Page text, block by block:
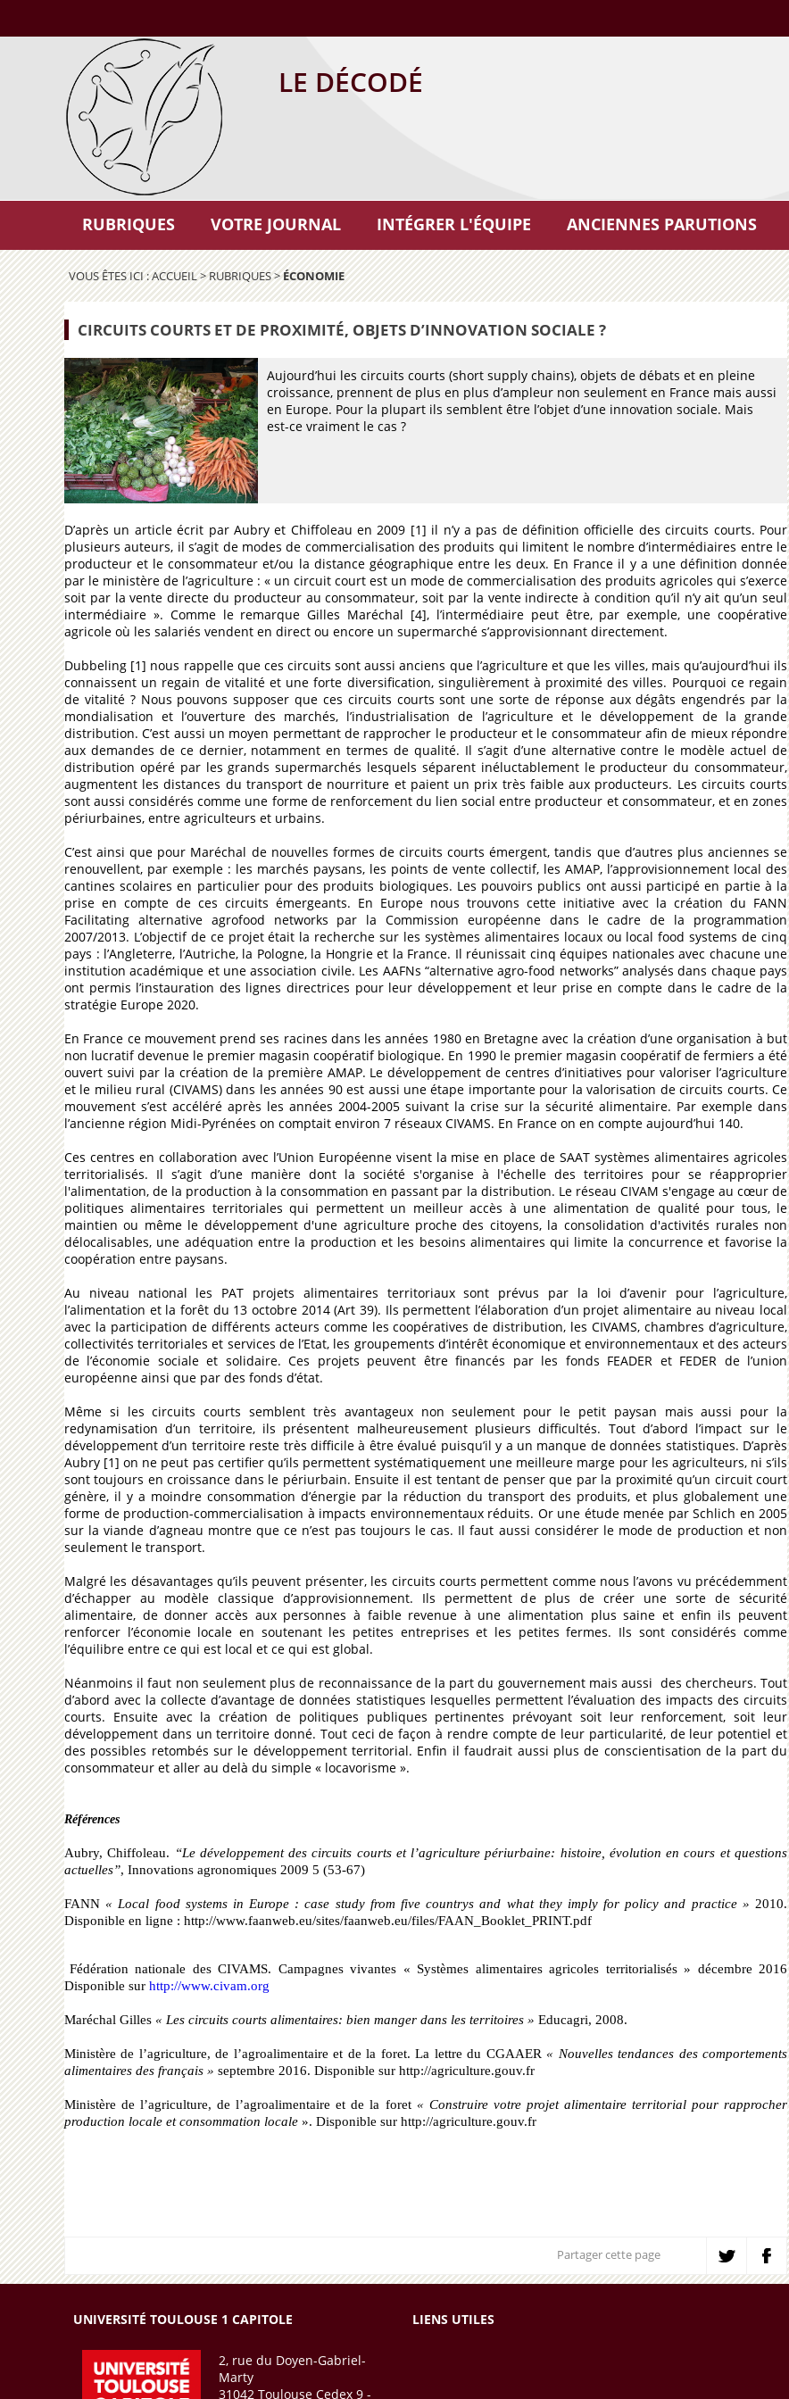
LE DÉCODÉ
RUBRIQUES VOTRE JOURNAL INTÉGRER L'ÉQUIPE ANCIENNES PARUTIONS
VOUS ÊTES ICI :ACCUEIL>RUBRIQUES>ÉCONOMIE
CIRCUITS COURTS ET DE PROXIMITÉ, OBJETS D’INNOVATION SOCIALE ?
Aujourd’hui les circuits courts (short supply chains), objets de débats et en pleine
croissance, prennent de plus en plus d’ampleur non seulement en France mais aussi
en Europe. Pour la plupart ils semblent être l’objet d’une innovation sociale. Mais
est-ce vraiment le cas ?
D’après un article écrit par Aubry et Chiffoleau en 2009 [1] il n’y a pas de définition officielle des circuits courts. Pour
plusieurs auteurs, il s’agit de modes de commercialisation des produits qui limitent le nombre d’intermédiaires entre le
producteur et le consommateur et/ou la distance géographique entre les deux. En France il y a une définition donnée
par le ministère de l’agriculture : « un circuit court est un mode de commercialisation des produits agricoles qui s’exerce
soit par la vente directe du producteur au consommateur, soit par la vente indirecte à condition qu’il n’y ait qu’un seul
intermédiaire ». Comme le remarque Gilles Maréchal [4], l’intermédiaire peut être, par exemple, une coopérative
agricole où les salariés vendent en direct ou encore un supermarché s’approvisionnant directement.
Dubbeling [1] nous rappelle que ces circuits sont aussi anciens que l’agriculture et que les villes, mais qu’aujourd’hui ils
connaissent un regain de vitalité et une forte diversification, singulièrement à proximité des villes. Pourquoi ce regain
de vitalité ? Nous pouvons supposer que ces circuits courts sont une sorte de réponse aux dégâts engendrés par la
mondialisation et l’ouverture des marchés, l’industrialisation de l’agriculture et le développement de la grande
distribution. C’est aussi un moyen permettant de rapprocher le producteur et le consommateur afin de mieux répondre
aux demandes de ce dernier, notamment en termes de qualité. Il s’agit d’une alternative contre le modèle actuel de
distribution opéré par les grands supermarchés lesquels séparent inéluctablement le producteur du consommateur,
augmentent les distances du transport de nourriture et paient un prix très faible aux producteurs. Les circuits courts
sont aussi considérés comme une forme de renforcement du lien social entre producteur et consommateur, et en zones
périurbaines, entre agriculteurs et urbains.
C’est ainsi que pour Maréchal de nouvelles formes de circuits courts émergent, tandis que d’autres plus anciennes se
renouvellent, par exemple : les marchés paysans, les points de vente collectif, les AMAP, l’approvisionnement local des
cantines scolaires en particulier pour des produits biologiques. Les pouvoirs publics ont aussi participé en partie à la
prise en compte de ces circuits émergeants. En Europe nous trouvons cette initiative avec la création du FANN
Facilitating alternative agrofood networks par la Commission européenne dans le cadre de la programmation
2007/2013. L’objectif de ce projet était la recherche sur les systèmes alimentaires locaux ou local food systems de cinq
pays : l’Angleterre, l’Autriche, la Pologne, la Hongrie et la France. Il réunissait cinq équipes nationales avec chacune une
institution académique et une association civile. Les AAFNs “alternative agro-food networks” analysés dans chaque pays
ont permis l’instauration des lignes directrices pour leur développement et leur prise en compte dans le cadre de la
stratégie Europe 2020.
En France ce mouvement prend ses racines dans les années 1980 en Bretagne avec la création d’une organisation à but
non lucratif devenue le premier magasin coopératif biologique. En 1990 le premier magasin coopératif de fermiers a été
ouvert suivi par la création de la première AMAP. Le développement de centres d’initiatives pour valoriser l’agriculture
et le milieu rural (CIVAMS) dans les années 90 est aussi une étape importante pour la valorisation de circuits courts. Ce
mouvement s’est accéléré après les années 2004-2005 suivant la crise sur la sécurité alimentaire. Par exemple dans
l’ancienne région Midi-Pyrénées on comptait environ 7 réseaux CIVAMS. En France on en compte aujourd’hui 140.
Ces centres en collaboration avec l’Union Européenne visent la mise en place de SAAT systèmes alimentaires agricoles
territorialisés. Il s’agit d’une manière dont la société s'organise à l'échelle des territoires pour se réapproprier
l'alimentation, de la production à la consommation en passant par la distribution. Le réseau CIVAM s'engage au cœur de
politiques alimentaires territoriales qui permettent un meilleur accès à une alimentation de qualité pour tous, le
maintien ou même le développement d'une agriculture proche des citoyens, la consolidation d'activités rurales non
délocalisables, une adéquation entre la production et les besoins alimentaires qui limite la concurrence et favorise la
coopération entre paysans.
Au niveau national les PAT projets alimentaires territoriaux sont prévus par la loi d’avenir pour l’agriculture,
l’alimentation et la forêt du 13 octobre 2014 (Art 39). Ils permettent l’élaboration d’un projet alimentaire au niveau local
avec la participation de différents acteurs comme les coopératives de distribution, les CIVAMS, chambres d’agriculture,
collectivités territoriales et services de l’Etat, les groupements d’intérêt économique et environnementaux et des acteurs
de l’économie sociale et solidaire. Ces projets peuvent être financés par les fonds FEADER et FEDER de l’union
européenne ainsi que par des fonds d’état.
Même si les circuits courts semblent très avantageux non seulement pour le petit paysan mais aussi pour la
redynamisation d’un territoire, ils présentent malheureusement plusieurs difficultés. Tout d’abord l’impact sur le
développement d’un territoire reste très difficile à être évalué puisqu’il y a un manque de données statistiques. D’après
Aubry [1] on ne peut pas certifier qu’ils permettent systématiquement une meilleure marge pour les agriculteurs, ni s’ils
sont toujours en croissance dans le périurbain. Ensuite il est tentant de penser que par la proximité qu’un circuit court
génère, il y a moindre consommation d’énergie par la réduction du transport des produits, et plus globalement une
forme de production-commercialisation à impacts environnementaux réduits. Or une étude menée par Schlich en 2005
sur la viande d’agneau montre que ce n’est pas toujours le cas. Il faut aussi considérer le mode de production et non
seulement le transport.
Malgré les désavantages qu’ils peuvent présenter, les circuits courts permettent comme nous l’avons vu précédemment
d’échapper au modèle classique d’approvisionnement. Ils permettent de plus de créer une sorte de sécurité
alimentaire, de donner accès aux personnes à faible revenue à une alimentation plus saine et enfin ils peuvent
renforcer l’économie locale en soutenant les petites entreprises et les petites fermes. Ils sont considérés comme
l’équilibre entre ce qui est local et ce qui est global.
Néanmoins il faut non seulement plus de reconnaissance de la part du gouvernement mais aussi des chercheurs. Tout
d’abord avec la collecte d’avantage de données statistiques lesquelles permettent l’évaluation des impacts des circuits
courts. Ensuite avec la création de politiques publiques pertinentes prévoyant soit leur renforcement, soit leur
développement dans un territoire donné. Tout ceci de façon à rendre compte de leur particularité, de leur potentiel et
des possibles retombés sur le développement territorial. Enfin il faudrait aussi plus de conscientisation de la part du
consommateur et aller au delà du simple « locavorisme ».
Références
Aubry, Chiffoleau. “Le développement des circuits courts et l’agriculture périurbaine: histoire, évolution en cours et questions
actuelles”, Innovations agronomiques 2009 5 (53-67)
FANN« Local food systems in Europe : case study from five countrys and what they imply for policy and practice » 2010.
Disponible en ligne : http://www.faanweb.eu/sites/faanweb.eu/files/FAAN_Booklet_PRINT.pdf
Fédération nationale des CIVAMS. Campagnes vivantes « Systèmes alimentaires agricoles territorialisés » décembre 2016
Disponible sur http://www.civam.org
Maréchal Gilles « Les circuits courts alimentaires: bien manger dans les territoires » Educagri, 2008.
Ministère de l’agriculture, de l’agroalimentaire et de la foret. La lettre du CGAAER« Nouvelles tendances des comportements
alimentaires des français » septembre 2016. Disponible sur http://agriculture.gouv.fr
Ministère de l’agriculture, de l’agroalimentaire et de la foret « Construire votre projet alimentaire territorial pour rapprocher
production locale et consommation locale ». Disponible sur http://agriculture.gouv.fr
Partager cette page
UNIVERSITÉ TOULOUSE 1 CAPITOLE
2, rue du Doyen-Gabriel-
Marty
31042 Toulouse Cedex 9 -
LIENS UTILES